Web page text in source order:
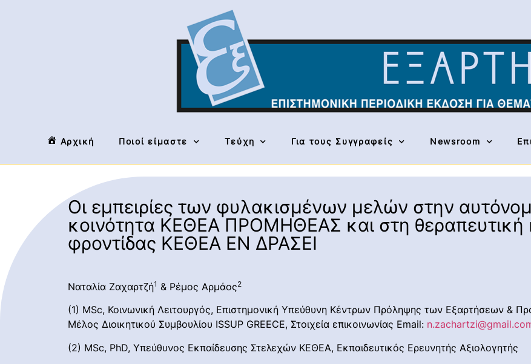
Αρχική Ποιοί είμαστε Τεύχη Για τους Συγγραφείς Newsroom
Οι εμπειρίες των φυλακισμένων μελών στην
κοινότητα ΚΕΘΕΑ ΠΡΟΜΗΘΕΑΣ και στη θεραπευτική
φροντίδας ΚΕΘΕΑ ΕΝ ΔΡΑΣΕΙ
Ναταλία Ζαχαρτζή1 & Ρέμος Αρμάος2
(1) MSc, Κοινωνική Λειτουργός, Επιστημονική Υπεύθυνη Κέντρων Πρόληψης των Εξαρτήσεων &
Μέλος Διοικητικού Συμβουλίου ISSUP GREECE, Στοιχεία επικοινωνίας Email:
(2) MSc, PhD, Υπεύθυνος Εκπαίδευσης Στελεχών ΚΕΘΕΑ, Εκπαιδευτικός Ερευνητής Αξιολογητής